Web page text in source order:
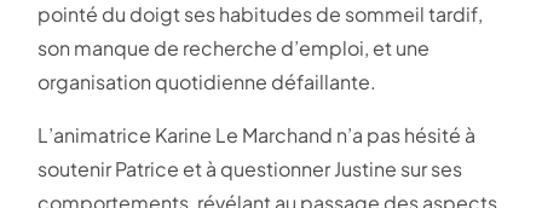
pointé du doigt ses habitudes de sommeil tardif,
son manque de recherche d’emploi, et une
organisation quotidienne défaillante.
L’animatrice Karine Le Marchand n’a pas hésité à
soutenir Patrice et à questionner Justine sur ses
comportements, révélant au passage des aspects